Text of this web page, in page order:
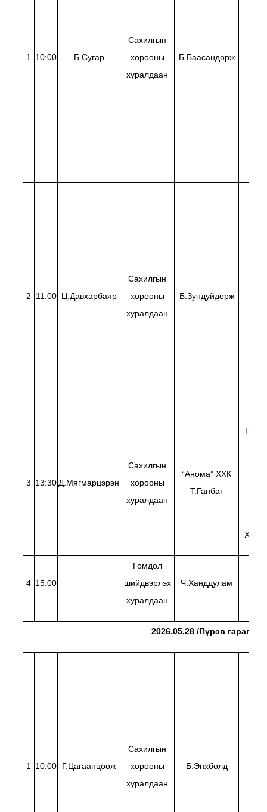
1 10:00 Б.Сугар
Сахилгын
хорооны
хуралдаан
Б.Баасандорж
2 11:00 Ц.Давхарбаяр
Сахилгын
хорооны
хуралдаан
Б.Зундуйдорж
3 13:30 Д.Мягмарцэрэн
Сахилгын
хорооны
хуралдаан
“Анома” ХХК
Т.Ганбат
4 15:00
Гомдол
шийдвэрлэх
хуралдаан
Ч.Ханддулам
2026.05.28 /Пүрэв гараг/
1 10:00 Г.Цагаанцоож
Сахилгын
хорооны
хуралдаан
Б.Энхболд